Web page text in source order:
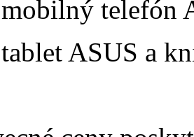
telefón
ASUS a